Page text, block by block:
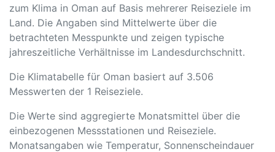
zum Klima in Oman auf Basis mehrerer Reiseziele im
Land. Die Angaben sind Mittelwerte über die
betrachteten Messpunkte und zeigen typische
jahreszeitliche Verhältnisse im Landesdurchschnitt.
Die Klimatabelle für Oman basiert auf 3.506
Messwerten der 1 Reiseziele.
Die Werte sind aggregierte Monatsmittel über die
einbezogenen Messstationen und Reiseziele.
Monatsangaben wie Temperatur, Sonnenscheindauer